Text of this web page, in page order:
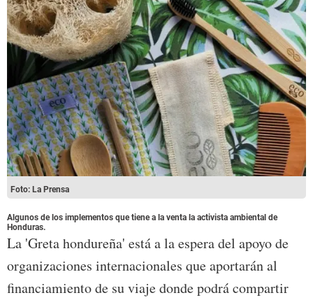
Foto: La Prensa
Algunos de los implementos que tiene a la venta la activista ambiental de
Honduras.
La 'Greta hondureña' está a la espera del apoyo de
organizaciones internacionales que aportarán al
financiamiento de su viaje donde podrá compartir